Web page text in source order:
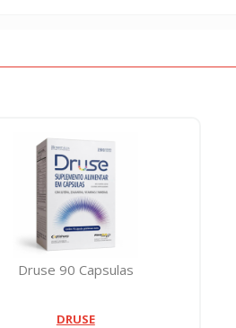
Druse 90 Capsulas
DRUSE